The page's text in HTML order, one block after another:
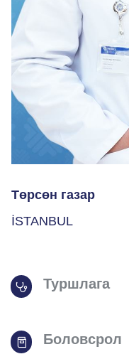
Төрсөн газар
İSTANBUL
Туршлага
Боловсрол